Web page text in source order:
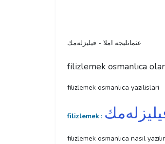
عثمانليجه املا - فیلیزله‌مك
filizlemek osmanlıca
filizlemek osmanlica yazilislari
filizlemek::
filizlemek osmanlıca nasıl